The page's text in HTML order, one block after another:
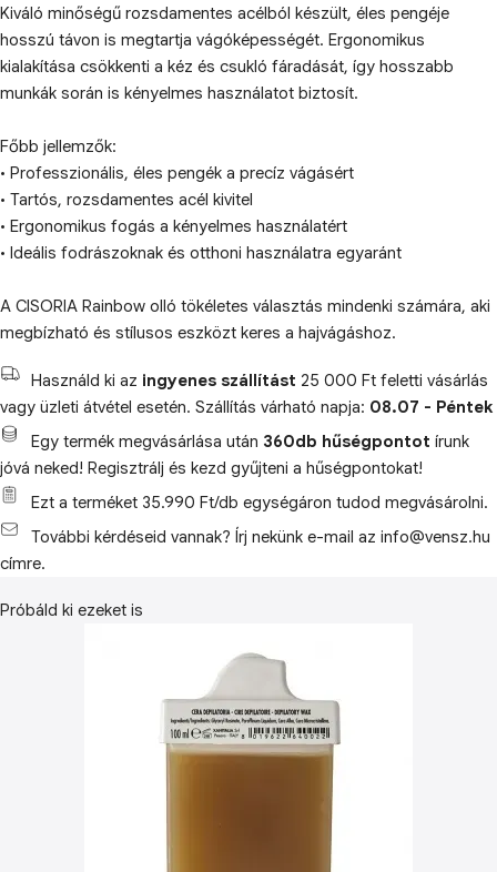
Kiváló minőségű rozsdamentes acélból készült, éles pengéje
hosszú távon is megtartja vágóképességét. Ergonomikus
kialakítása csökkenti a kéz és csukló fáradását, így hosszabb
munkák során is kényelmes használatot biztosít.
Főbb jellemzők:
• Professzionális, éles pengék a precíz vágásért
• Tartós, rozsdamentes acél kivitel
• Ergonomikus fogás a kényelmes használatért
• Ideális fodrászoknak és otthoni használatra egyaránt
A CISORIA Rainbow olló tökéletes választás mindenki számára, aki
megbízható és stílusos eszközt keres a hajvágáshoz.
Használd ki az ingyenes szállítást 25 000 Ft feletti vásárlás
vagy üzleti átvétel esetén. Szállítás várható napja: 08.07 - Péntek
Egy termék megvásárlása után 360db hűségpontot írunk
jóvá neked! Regisztrálj és kezd gyűjteni a hűségpontokat!
Ezt a terméket 35.990 Ft/db egységáron tudod megvásárolni.
További kérdéseid vannak? Írj nekünk e-mail az info@vensz.hu
címre.
Próbáld ki ezeket is